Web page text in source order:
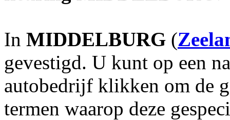
In MIDDELBURG (
gevestigd. U kunt op een
autobedrijf klikken om de
termen waarop deze